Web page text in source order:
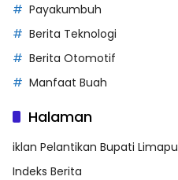
Payakumbuh
Berita Teknologi
Berita Otomotif
Manfaat Buah
Halaman
iklan Pelantikan Bupati
Indeks Berita